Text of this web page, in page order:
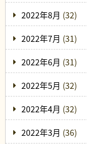
2022年8月 (32)
2022年7月 (31)
2022年6月 (31)
2022年5月 (32)
2022年4月 (32)
2022年3月 (36)